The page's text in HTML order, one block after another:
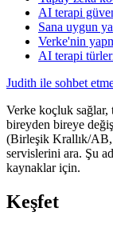
AI terapi
Sana uygun
Verke'nin
AI terapi
Judith ile sohbet
Verke koçluk sağlar,
bireyden bireye
(Birleşik Krallık/AB,
servislerini ara. Şu
kaynaklar için.
Keşfet